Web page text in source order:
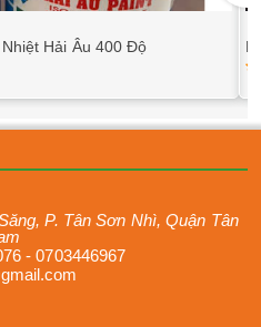
Hải Âu 400 Độ
P. Tân Sơn Nhì,Quận Tân
-0703446967